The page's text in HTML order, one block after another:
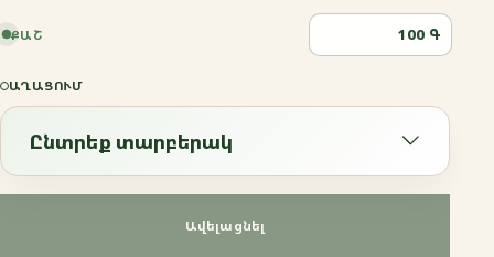
ՔԱՇ Գ
ԱՂԱՑՈՒՄ
Ընտրեք տարբերակ
Ավելացնել